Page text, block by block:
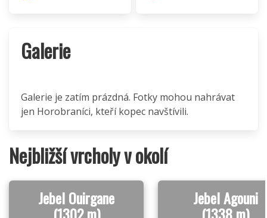
Galerie
Galerie je zatím prázdná. Fotky mohou nahrávat
jen Horobraníci, kteří kopec navštívili.
Nejbližší vrcholy v okolí
Jebel Ouirgane Jebel Agouni